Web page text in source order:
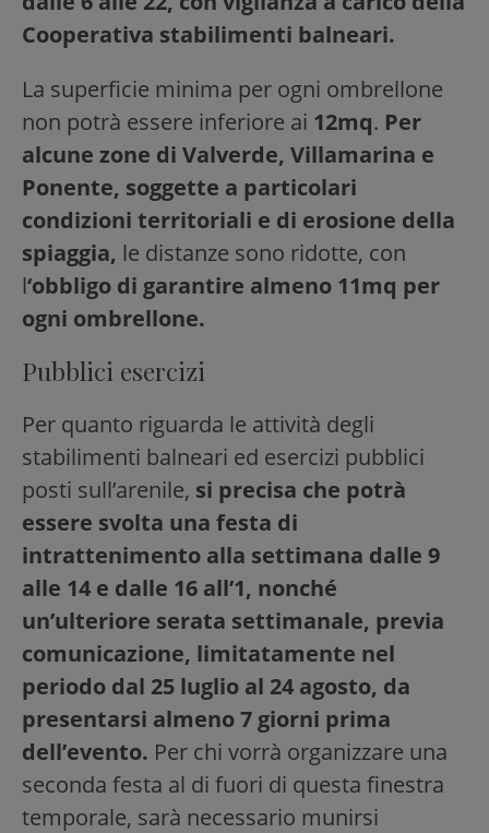
Cooperativa stabilimenti balneari.
La superficie minima per ogni ombrellone
non potrà essere inferiore ai 12mq. Per
alcune zone di Valverde, Villamarina e
Ponente, soggette a particolari
condizioni territoriali e di erosione della
spiaggia, le distanze sono ridotte, con
l‘obbligo di garantire almeno 11mq per
ogni ombrellone.
Pubblici esercizi
Per quanto riguarda le attività degli
stabilimenti balneari ed esercizi pubblici
posti sull’arenile, si precisa che potrà
essere svolta una festa di
intrattenimento alla settimana dalle 9
alle 14 e dalle 16 all’1, nonché
un’ulteriore serata settimanale, previa
comunicazione, limitatamente nel
periodo dal 25 luglio al 24 agosto, da
presentarsi almeno 7 giorni prima
dell’evento. Per chi vorrà organizzare una
seconda festa al di fuori di questa finestra
temporale, sarà necessario munirsi